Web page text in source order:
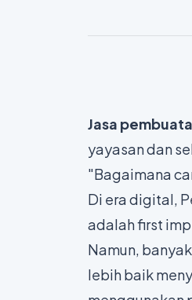
Jasa
yayasan dan
"Bagaimana
Di era digital,
adalahfirst
Namun,
lebih baik